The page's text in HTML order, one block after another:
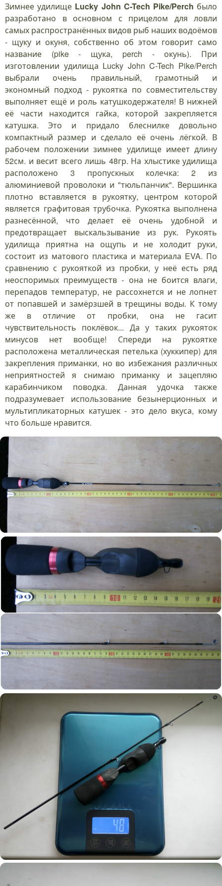
Зимнее удилище Lucky John C-Tech Pike/Perch было
разработано в основном с прицелом для ловли
самых распространённых видов рыб наших водоёмов
- щуку и окуня, собственно об этом говорит само
название (pike - щука, perch - окунь). При
изготовлении удилища Lucky John C-Tech Pike/Perch
выбрали очень правильный, грамотный и
экономный подход - рукоятка по совместительству
выполняет ещё и роль катушкодержателя! В нижней
её части находится гайка, которой закрепляется
катушка. Это и придало блеснилке довольно
компактный размер и сделало её очень лёгкой. В
рабочем положении зимнее удилище имеет длину
52см. и весит всего лишь 48гр. На хлыстике удилища
расположено 3 пропускных колечка: 2 из
алюминиевой проволоки и "тюльпанчик". Вершинка
плотно вставляется в рукоятку, центром которой
является графитовая трубочка. Рукоятка выполнена
разнесённой, что делает её очень удобной и
предотвращает выскальзывание из рук. Рукоять
удилища приятна на ощупь и не холодит руки,
состоит из матового пластика и материала EVA. По
сравнению с рукояткой из пробки, у неё есть ряд
неоспоримых преимуществ - она не боится влаги,
перепадов температур, не рассохнется и не лопнет
от попавшей и замёрзшей в трещины воды. К тому
же в отличие от пробки, она не гасит
чувствительность поклёвок... Да у таких рукояток
минусов нет вообще! Спереди на рукоятке
расположена металлическая петелька (хуккипер) для
закрепления приманки, но во избежания различных
неприятностей я снимаю приманку и зацепляю
карабинчиком поводка. Данная удочка также
подразумевает использование безынерционных и
мультипликаторных катушек - это дело вкуса, кому
что больше нравится.